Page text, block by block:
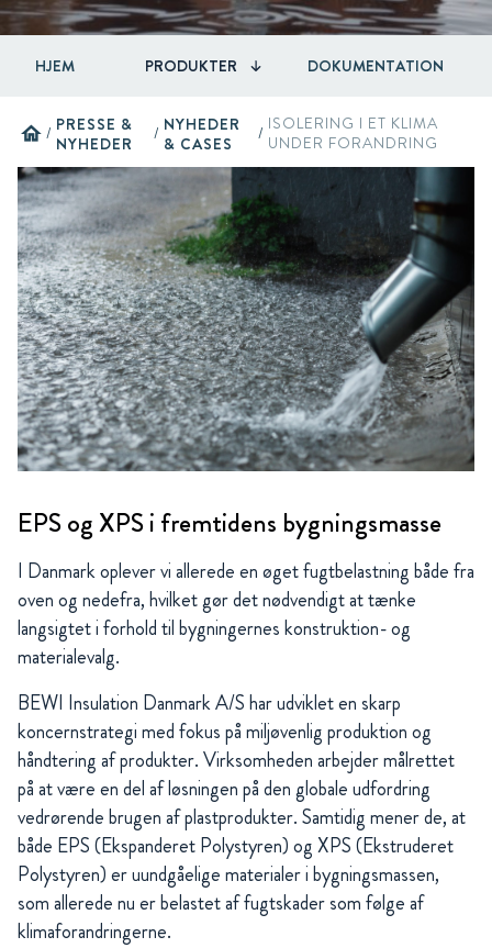
HJEM PRODUKTER DOKUMENTATION
home / PRESSE &
NYHEDER
/ NYHEDER
& CASES
/ ISOLERING I ET KLIMA
UNDER FORANDRING
EPS og XPS i fremtidens bygningsmasse
I Danmark oplever vi allerede en øget fugtbelastning både fra
oven og nedefra, hvilket gør det nødvendigt at tænke
langsigtet i forhold til bygningernes konstruktion- og
materialevalg.
BEWI Insulation Danmark A/S har udviklet en skarp
koncernstrategi med fokus på miljøvenlig produktion og
håndtering af produkter. Virksomheden arbejder målrettet
på at være en del af løsningen på den globale udfordring
vedrørende brugen af plastprodukter. Samtidig mener de, at
både EPS (Ekspanderet Polystyren) og XPS (Ekstruderet
Polystyren) er uundgåelige materialer i bygningsmassen,
som allerede nu er belastet af fugtskader som følge af
klimaforandringerne.